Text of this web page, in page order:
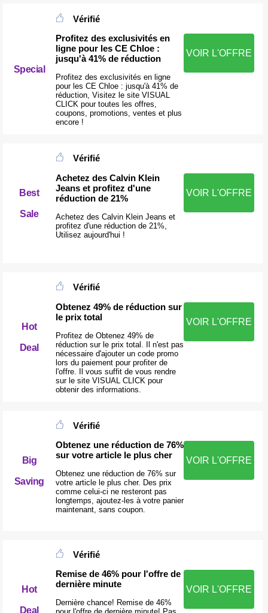
Special
Vérifié
Profitez des exclusivités en
ligne pour les CE Chloe :
jusqu'à 41% de réduction
Profitez des exclusivités en ligne
pour les CE Chloe : jusqu'à 41% de
réduction, Visitez le site VISUAL
CLICK pour toutes les offres,
coupons, promotions, ventes et plus
encore !
VOIR L'OFFRE
Best
Sale
Vérifié
Achetez des Calvin Klein
Jeans et profitez d'une
réduction de 21%
Achetez des Calvin Klein Jeans et
profitez d'une réduction de 21%,
Utilisez aujourd'hui !
VOIR L'OFFRE
Hot
Deal
Vérifié
Obtenez 49% de réduction sur
le prix total
Profitez de Obtenez 49% de
réduction sur le prix total. Il n'est pas
nécessaire d'ajouter un code promo
lors du paiement pour profiter de
l'offre. Il vous suffit de vous rendre
sur le site VISUAL CLICK pour
obtenir des informations.
VOIR L'OFFRE
Big
Saving
Vérifié
Obtenez une réduction de 76%
sur votre article le plus cher
Obtenez une réduction de 76% sur
votre article le plus cher. Des prix
comme celui-ci ne resteront pas
longtemps, ajoutez-les à votre panier
maintenant, sans coupon.
VOIR L'OFFRE
Hot
Deal
Vérifié
Remise de 46% pour l'offre de
dernière minute
Dernière chance! Remise de 46%
VOIR L'OFFRE